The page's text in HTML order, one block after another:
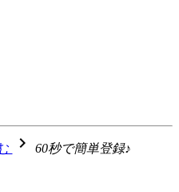
navigate_next 60秒で簡単登録♪